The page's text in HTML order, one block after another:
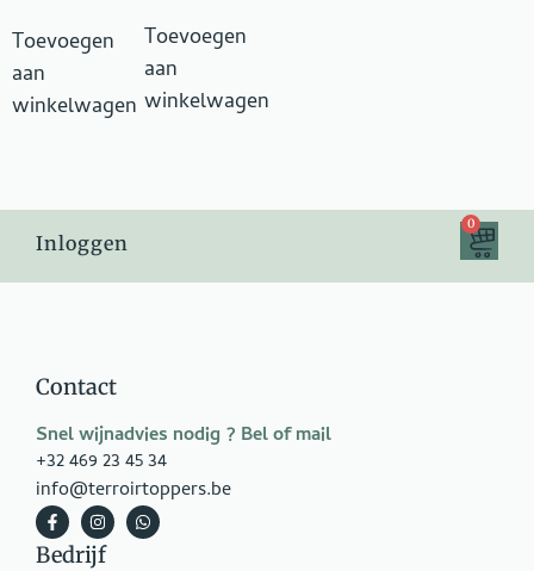
Toevoegen
aan
winkelwagen
Toevoegen
aan
winkelwagen
Inloggen
0
Contact
Snel wijnadvies nodig ? Bel of mail
+32 469 23 45 34
info@terroirtoppers.be
Bedrijf